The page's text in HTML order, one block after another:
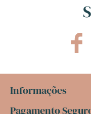
Informações
Pagamento